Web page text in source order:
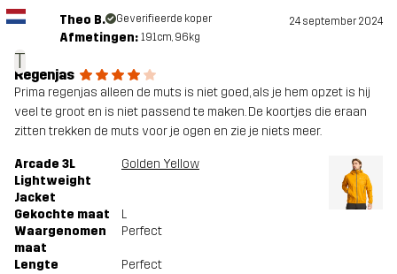
T
Theo B. Geverifieerde koper 24 september 2024
Afmetingen: 191cm, 96kg
Regenjas
Prima regenjas alleen de muts is niet goed, als je hem opzet is hij
veel te groot en is niet passend te maken. De koortjes die eraan
zitten trekken de muts voor je ogen en zie je niets meer.
Arcade 3L
Lightweight
Jacket
Golden Yellow
Gekochte maat
L
Waargenomen
maat
Perfect
Lengte Perfect